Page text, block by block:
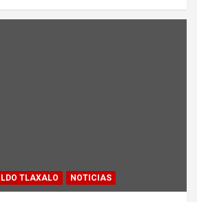
TLAXALO NOTICIAS